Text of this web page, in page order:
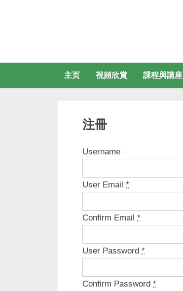
主页 視頻欣賞 課程與講座
注冊
Username
User Email *
Confirm Email *
User Password *
Confirm Password *